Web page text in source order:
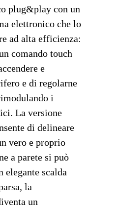
plug&play con un
elettronico che lo
ad alta efficienza:
comando touch
e
e di regolarne
i
La versione
di delineare
vero e proprio
a parete si può
elegante scalda
la
un